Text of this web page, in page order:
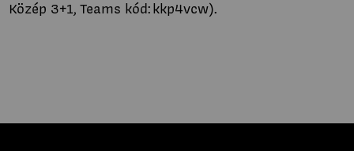
Közép 3+1, Teams kód: kkp4vcw).